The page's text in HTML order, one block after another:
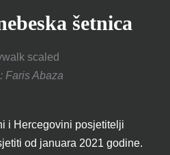
šetnica
Faris Abaza
i Hercegovini posjetitelji
od januara 2021 godine.